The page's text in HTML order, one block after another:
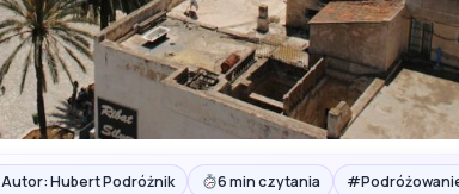
Autor: Hubert Podróżnik 6 min czytania #